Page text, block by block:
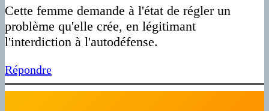
Cette femme demande à l'état de régler un
problème qu'elle crée, en légitimant
l'interdiction à l'autodéfense.
Répondre